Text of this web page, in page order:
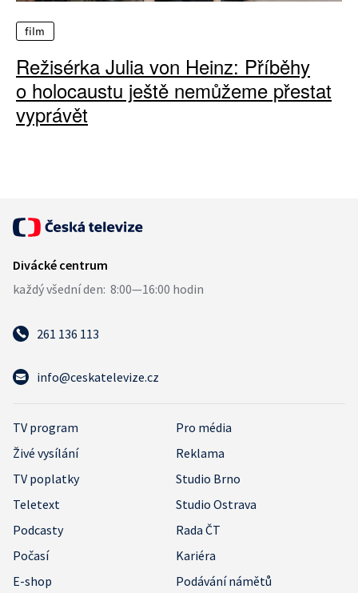
film
Režisérka Julia von Heinz: Příběhy
o holocaustu ještě nemůžeme přestat
vyprávět
261 136 113
info@ceskatelevize.cz
TV program
Pro média
Živé vysílání
Reklama
TV poplatky
Studio Brno
Teletext
Studio Ostrava
Podcasty
Rada ČT
Počasí
Kariéra
E-shop
Podávání námětů